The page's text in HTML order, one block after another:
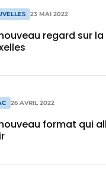
23 MAI 2022
regard sur la
26 AVRIL 2022
format qui